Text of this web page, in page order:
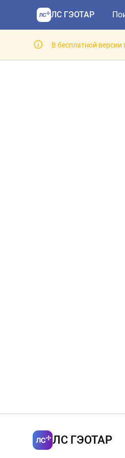
ЛС ГЭОТАР
В бесплатной
ЛС ГЭОТАР